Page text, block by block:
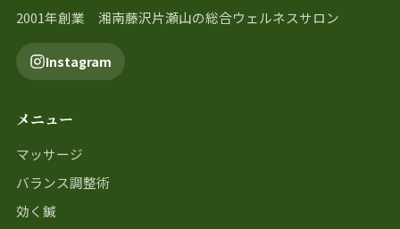
2001年創業 湘南藤沢片瀬山の総合ウェルネスサロン
Instagram
メニュー
マッサージ
バランス調整術
効く鍼